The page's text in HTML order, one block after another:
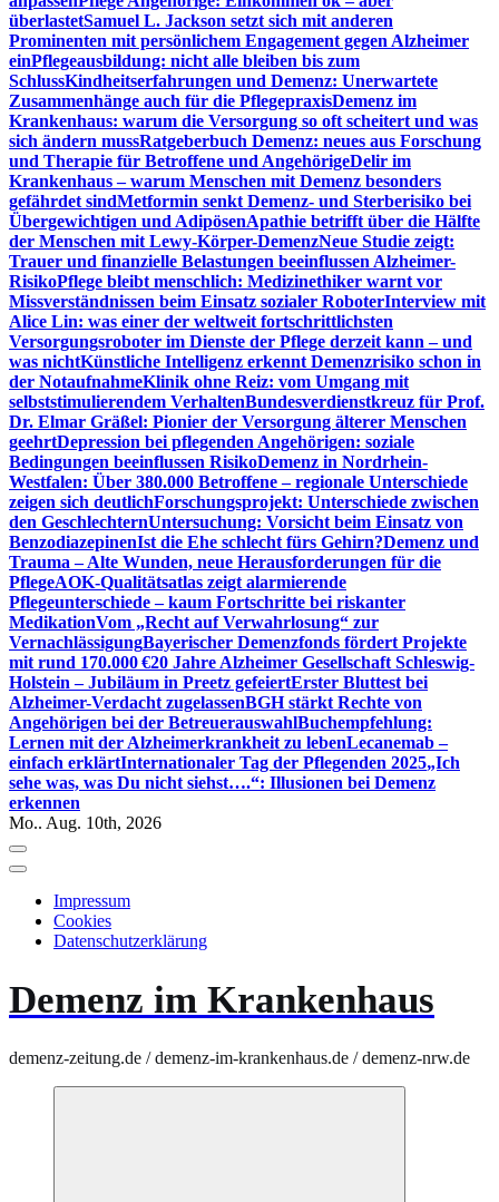
überlastetSamuel L. Jackson setzt sich mit anderen
Prominenten mit persönlichem Engagement gegen Alzheimer
einPflegeausbildung: nicht alle bleiben bis zum
SchlussKindheitserfahrungen und Demenz: Unerwartete
Zusammenhänge auch für die PflegepraxisDemenz im
Krankenhaus: warum die Versorgung so oft scheitert und was
sich ändern mussRatgeberbuch Demenz: neues aus Forschung
und Therapie für Betroffene und AngehörigeDelir im
Krankenhaus – warum Menschen mit Demenz besonders
gefährdet sindMetformin senkt Demenz- und Sterberisiko bei
Übergewichtigen und AdipösenApathie betrifft über die Hälfte
der Menschen mit Lewy-Körper-DemenzNeue Studie zeigt:
Trauer und finanzielle Belastungen beeinflussen Alzheimer-
RisikoPflege bleibt menschlich: Medizinethiker warnt vor
Missverständnissen beim Einsatz sozialer RoboterInterview mit
Alice Lin: was einer der weltweit fortschrittlichsten
Versorgungsroboter im Dienste der Pflege derzeit kann – und
was nichtKünstliche Intelligenz erkennt Demenzrisiko schon in
der NotaufnahmeKlinik ohne Reiz: vom Umgang mit
selbststimulierendem VerhaltenBundesverdienstkreuz für Prof.
Dr. Elmar Gräßel: Pionier der Versorgung älterer Menschen
geehrtDepression bei pflegenden Angehörigen: soziale
Bedingungen beeinflussen RisikoDemenz in Nordrhein-
Westfalen: Über 380.000 Betroffene – regionale Unterschiede
zeigen sich deutlichForschungsprojekt: Unterschiede zwischen
den GeschlechternUntersuchung: Vorsicht beim Einsatz von
BenzodiazepinenIst die Ehe schlecht fürs Gehirn?Demenz und
Trauma – Alte Wunden, neue Herausforderungen für die
PflegeAOK-Qualitätsatlas zeigt alarmierende
Pflegeunterschiede – kaum Fortschritte bei riskanter
MedikationVom „Recht auf Verwahrlosung“ zur
VernachlässigungBayerischer Demenzfonds fördert Projekte
mit rund 170.000 €20 Jahre Alzheimer Gesellschaft Schleswig-
Holstein – Jubiläum in Preetz gefeiertErster Bluttest bei
Alzheimer-Verdacht zugelassenBGH stärkt Rechte von
Angehörigen bei der BetreuerauswahlBuchempfehlung:
Lernen mit der Alzheimerkrankheit zu lebenLecanemab –
einfach erklärtInternationaler Tag der Pflegenden 2025„Ich
sehe was, was Du nicht siehst….“: Illusionen bei Demenz
erkennen
Mo.. Aug. 10th, 2026
Impressum
Cookies
Datenschutzerklärung
Demenz im Krankenhaus
demenz-zeitung.de / demenz-im-krankenhaus.de / demenz-nrw.de